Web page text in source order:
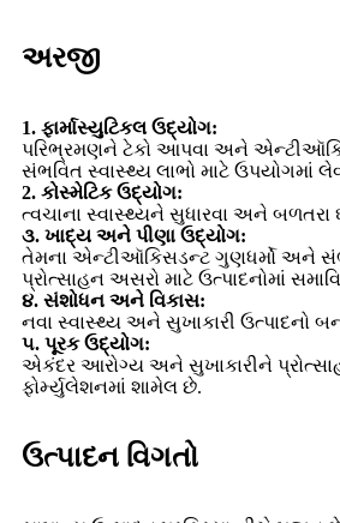
અરજી
1. ફાર્માસ્યુટિકલ ઉદ્યોગ:
પરિભ્રમણને ટેકો આપવા અને
સંભવિત સ્વાસ્થ્ય લાભો માટે ઉપયોગમાં
2. કોસ્મેટિક ઉદ્યોગ:
ત્વચાના સ્વાસ્થ્યને સુધારવા અને બળતરા
૩. ખાદ્ય અને પીણા ઉદ્યોગ:
તેમના એન્ટીઑકિસડન્ટ ગુણધર્મો અને
પ્રોત્સાહન અસરો માટે ઉત્પાદનોમાં
૪. સંશોધન અને વિકાસ:
નવા સ્વાસ્થ્ય અને સુખાકારી ઉત્પાદનો
૫. પૂરક ઉદ્યોગ:
એકંદર આરોગ્ય અને સુખાકારીને
ફોર્મ્યુલેશનમાં શામેલ છે.
ઉત્પાદન વિગતો